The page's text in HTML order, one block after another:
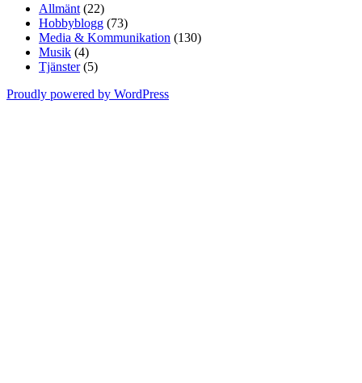
Allmänt (22)
Hobbyblogg (73)
Media & Kommunikation (130)
Musik (4)
Tjänster(5)
Proudly powered by WordPress